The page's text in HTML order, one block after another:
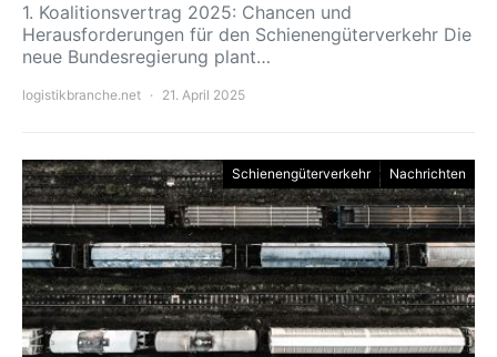
1. Koalitionsvertrag 2025: Chancen und
Herausforderungen für den Schienengüterverkehr Die
neue Bundesregierung plant…
logistikbranche.net 21. April 2025
Schienengüterverkehr Nachrichten